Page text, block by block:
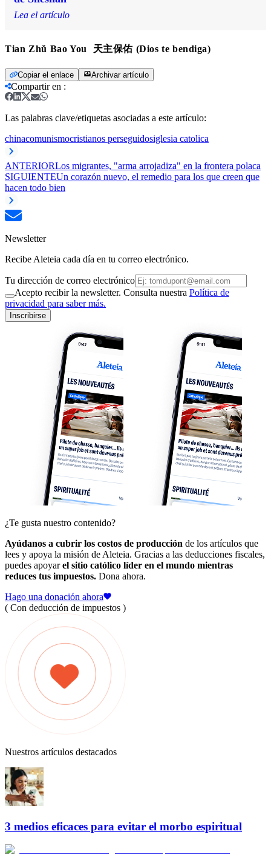
Lea el artículo
Tian Zhǔ Bao You 天主保佑 (Dios te bendiga)
Copiar el enlace Archivar artículo
Compartir en :
Las palabras clave/etiquetas asociadas a este artículo:
chinacomunismocristianos perseguidosiglesia catolica
ANTERIORLos migrantes, "arma arrojadiza" en la frontera polaca
SIGUIENTEUn corazón nuevo, el remedio para los que creen que
hacen todo bien
Newsletter
Recibe Aleteia cada día en tu correo electrónico.
Tu dirección de correo electrónico
Acepto recibir la newsletter. Consulta nuestra Política de
privacidad para saber más.
Inscribirse
¿Te gusta nuestro contenido?
Ayúdanos a cubrir los costos de producción de los artículos que
lees y apoya la misión de Aleteia. Gracias a las deducciones fiscales,
puedes apoyarel sitio católico líder en el mundo mientras
reduces tus impuestos. Dona ahora.
Hago una donación ahora
( Con deducción de impuestos )
Nuestros artículos destacados
3 medios eficaces para evitar el morbo espiritual